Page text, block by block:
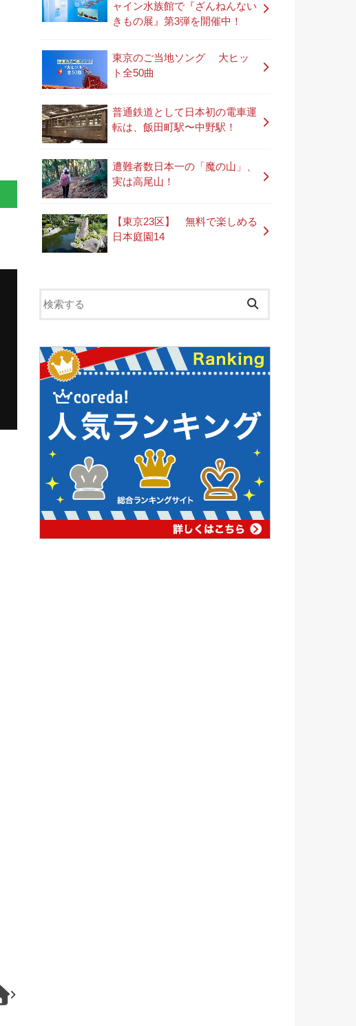
ャイン水族館で『ざんねんない
きもの展』第3弾を開催中！
東京のご当地ソング 大ヒッ
ト全50曲
普通鉄道として日本初の電車運
転は、飯田町駅〜中野駅！
遭難者数日本一の「魔の山」、
実は高尾山！
【東京23区】 無料で楽しめる
日本庭園14